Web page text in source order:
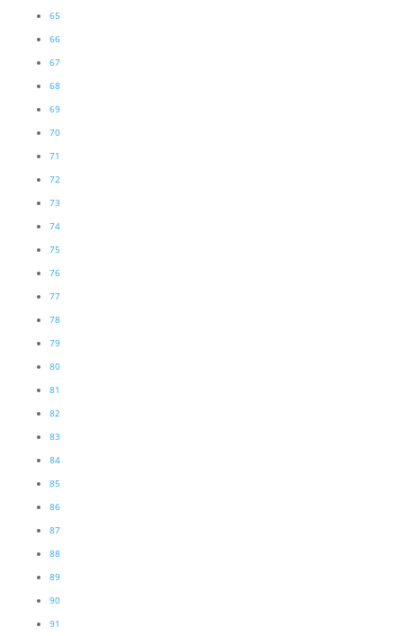
65
66
67
68
69
70
71
72
73
74
75
76
77
78
79
80
81
82
83
84
85
86
87
88
89
90
91